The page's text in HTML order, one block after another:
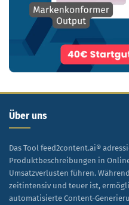
Über uns
Das Tool feed2content.ai®
Produktbeschreibungen in
Umsatzverlusten führen.
zeitintensiv und teuer ist,
automatisierte Content-